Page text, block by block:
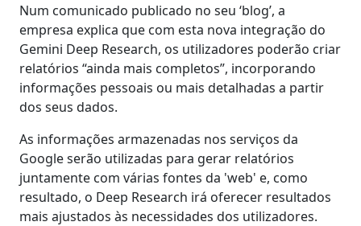
Num comunicado publicado no seu ‘blog’, a
empresa explica que com esta nova integração do
Gemini Deep Research, os utilizadores poderão criar
relatórios “ainda mais completos”, incorporando
informações pessoais ou mais detalhadas a partir
dos seus dados.
As informações armazenadas nos serviços da
Google serão utilizadas para gerar relatórios
juntamente com várias fontes da 'web' e, como
resultado, o Deep Research irá oferecer resultados
mais ajustados às necessidades dos utilizadores.